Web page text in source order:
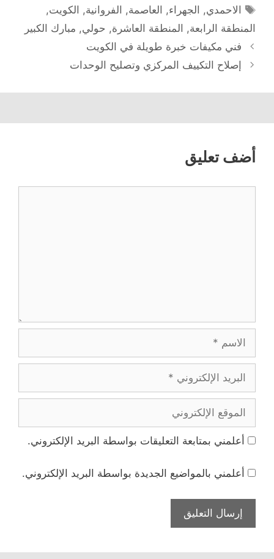
الوسوم
الاحمدي, الجهراء, العاصمة, الفروانية, الكويت,
المنطقة الرابعة, المنطقة العاشرة, حولي, مبارك الكبير
فني مكيفات خبرة طويلة في الكويت
إصلاح التكييف المركزي وتصليح الوحدات
أضف تعليق
الإلكتروني
الإلكتروني
أعلمني بمتابعة التعليقات بواسطة البريد الإلكتروني.
أعلمني بالمواضيع الجديدة بواسطة البريد الإلكتروني.